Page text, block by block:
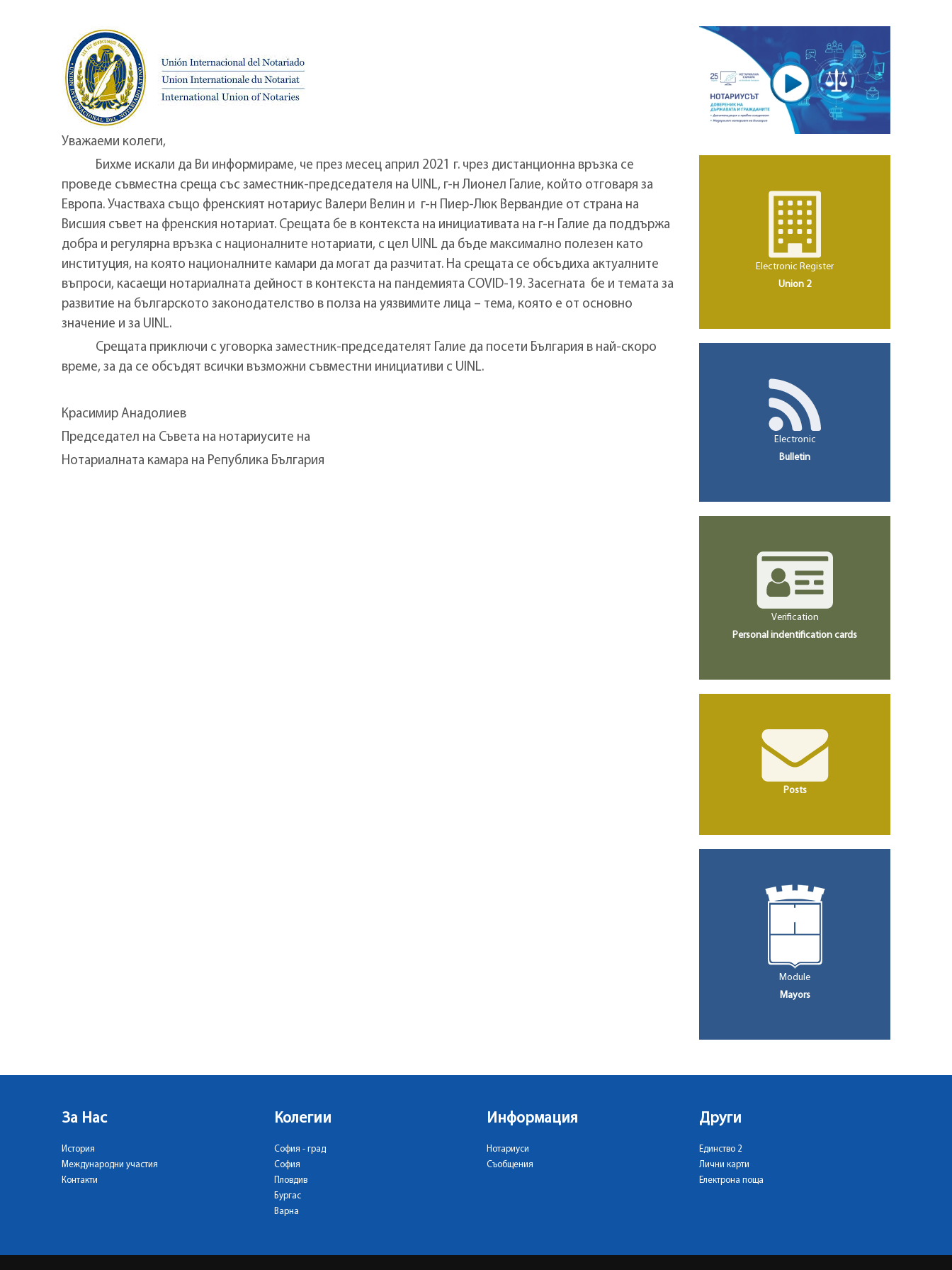
Уважаеми колеги,
Бихме искали да Ви информираме, че през месец април 2021 г. чрез дистанционна връзка се
проведе съвместна среща със заместник-председателя на UINL, г-н Лионел Галие, който отговаря за
Европа. Участваха също френският нотариус Валери Велин и г-н Пиер-Люк Вервандие от страна на
Висшия съвет на френския нотариат. Срещата бе в контекста на инициативата на г-н Галие да поддържа
добра и регулярна връзка с националните нотариати, с цел UINL да бъде максимално полезен като
институция, на която националните камари да могат да разчитат. На срещата се обсъдиха актуалните
въпроси, касаещи нотариалната дейност в контекста на пандемията COVID-19. Засегната бе и темата за
развитие на българското законодателство в полза на уязвимите лица – тема, която е от основно
значение и за UINL.
Срещата приключи с уговорка заместник-председателят Галие да посети България в най-скоро
време, за да се обсъдят всички възможни съвместни инициативи с UINL.
Красимир Анадолиев
Председател на Съвета на нотариусите на
Нотариалната камара на Република България
Electronic Register
Union 2
Electronic
Bulletin
Verification
Personal indentification cards
Posts
Module
Mayors
За Нас
История
Международни участия
Контакти
Колегии
София - град
София
Пловдив
Бургас
Варна
Информация
Нотариуси
Съобщения
Други
Единство 2
Лични карти
Електрона поща